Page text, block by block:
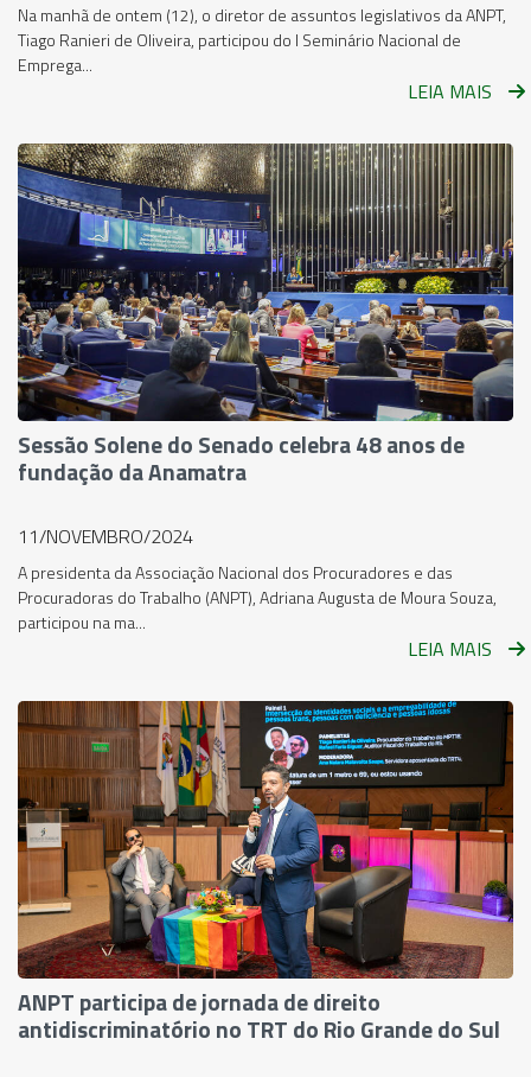
Na manhã de ontem (12), o diretor de assuntos legislativos da ANPT,
Tiago Ranieri de Oliveira, participou do I Seminário Nacional de
Emprega...
LEIA MAIS
Sessão Solene do Senado celebra 48 anos de
fundação da Anamatra
11/NOVEMBRO/2024
A presidenta da Associação Nacional dos Procuradores e das
Procuradoras do Trabalho (ANPT), Adriana Augusta de Moura Souza,
participou na ma...
LEIA MAIS
ANPT participa de jornada de direito
antidiscriminatório no TRT do Rio Grande do Sul